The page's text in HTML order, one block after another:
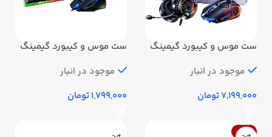
ست موس و کیبورد گیمینگ
– یندیاو مدل V25
موجود در انبار
تومان
ست موس و کیبورد گیمینگ
موجود در انبار
تومان
-17%